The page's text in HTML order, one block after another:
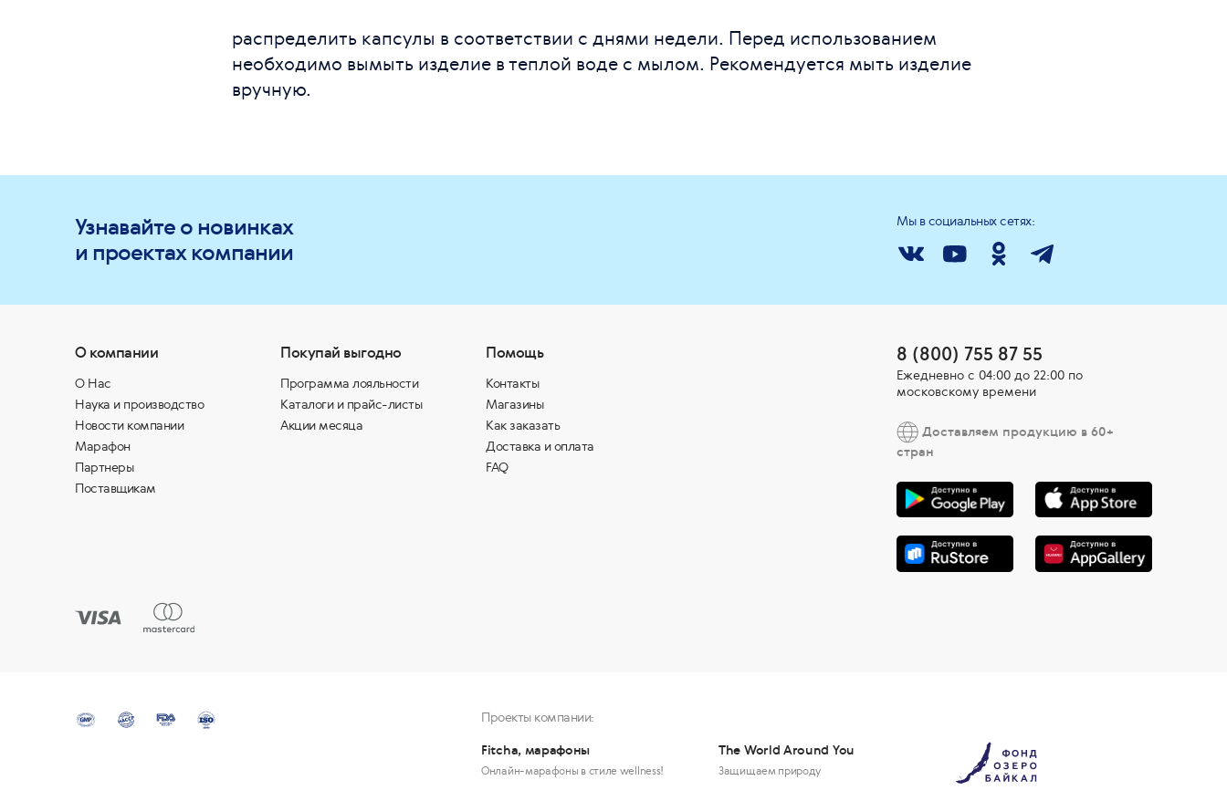
распределить капсулы в соответствии с днями недели. Перед использованием
необходимо вымыть изделие в теплой воде с мылом. Рекомендуется мыть изделие
вручную.
Узнавайте о новинках
и проектах компании
Мы в социальных сетях:
О компании
О Нас
Наука и производство
Новости компании
Марафон
Партнеры
Поставщикам
Покупай выгодно
Программа лояльности
Каталоги и прайс-листы
Акции месяца
Помощь
Контакты
Магазины
Как заказать
Доставка и оплата
FAQ
8 (800) 755 87 55
Ежедневно c 04:00 до 22:00 по
московскому времени
Доставляем продукцию в 60+
стран
Проекты компании:
Fitcha, марафоны
Онлайн-марафоны в стиле wellness!
The World Around You
Защищаем природу